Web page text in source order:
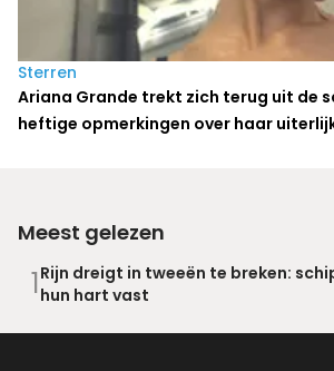
Sterren
Ariana Grande trekt zich terug uit de
heftige opmerkingen over haar
Meest gelezen
1Rijn dreigt in tweeën te breken:
hun hart vast